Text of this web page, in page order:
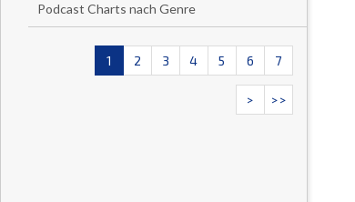
Podcast Charts nach Genre
1 2 3 4 5 6 7
> >>